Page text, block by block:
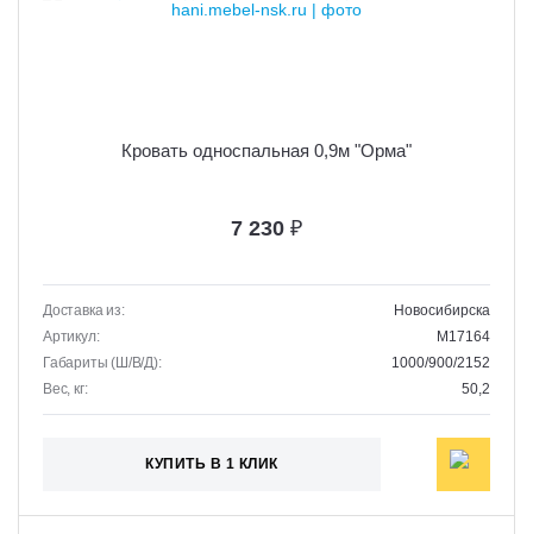
Кровать односпальная 0,9м "Орма"
7 230 ₽
Доставка из:
Новосибирска
Артикул:
M17164
Габариты (Ш/В/Д):
1000/900/2152
Вес, кг:
50,2
КУПИТЬ В 1 КЛИК